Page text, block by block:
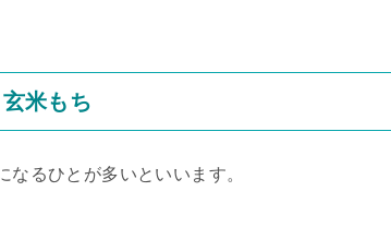
米もち
なるひとが多いといいます。